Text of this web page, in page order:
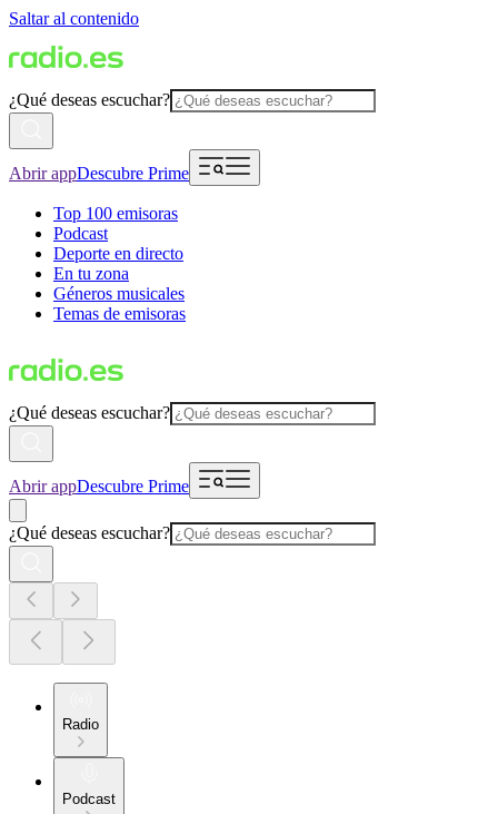
Saltar al contenido
¿Qué deseas escuchar?
Abrir appDescubre Prime
Top 100 emisoras
Podcast
Deporte en directo
En tu zona
Géneros musicales
Temas de emisoras
¿Qué deseas escuchar?
Abrir appDescubre Prime
¿Qué deseas escuchar?
Radio
Podcast